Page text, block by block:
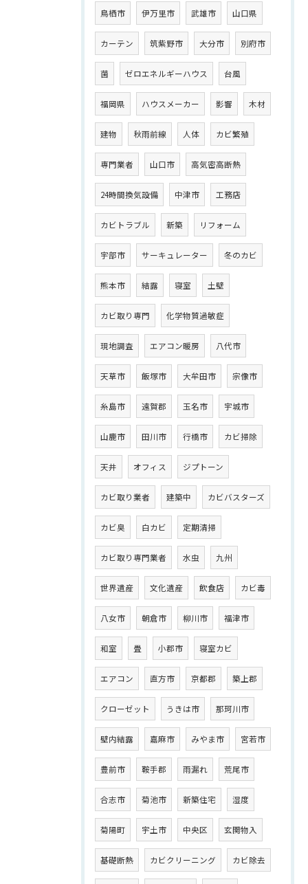
鳥栖市 伊万里市 武雄市 山口県
カーテン 筑紫野市 大分市 別府市
菌 ゼロエネルギーハウス 台風
福岡県 ハウスメーカー 影響 木材
建物 秋雨前線 人体 カビ繁殖
専門業者 山口市 高気密高断熱
24時間換気設備 中津市 工務店
カビトラブル 新築 リフォーム
宇部市 サーキュレーター 冬のカビ
熊本市 結露 寝室 土壁
カビ取り専門 化学物質過敏症
現地調査 エアコン暖房 八代市
天草市 飯塚市 大牟田市 宗像市
糸島市 遠賀郡 玉名市 宇城市
山鹿市 田川市 行橋市 カビ掃除
天井 オフィス ジプトーン
カビ取り業者 建築中 カビバスターズ
カビ臭 白カビ 定期清掃
カビ取り専門業者 水虫 九州
世界遺産 文化遺産 飲食店 カビ毒
八女市 朝倉市 柳川市 福津市
和室 畳 小郡市 寝室カビ
エアコン 直方市 京都郡 築上郡
クローゼット うきは市 那珂川市
壁内結露 嘉麻市 みやま市 宮若市
豊前市 鞍手郡 雨漏れ 荒尾市
合志市 菊池市 新築住宅 湿度
菊陽町 宇土市 中央区 玄関物入
基礎断熱 カビクリーニング カビ除去